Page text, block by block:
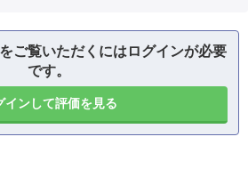
ご覧いただくにはログインが必要
です。
インして評価を見る